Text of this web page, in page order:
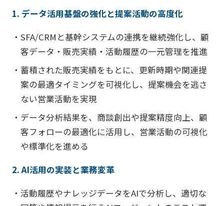
1. データ活用基盤の強化と提案活動の高度化
・SFA/CRMと基幹システムの連携を継続強化し、顧
客データ・販売実績・活動履歴の一元管理を推進
・蓄積された販売実績をもとに、更新時期や関連提
案の最適タイミングを可視化し、提案機会を逃さ
ない営業活動を実現
・データ分析結果を、商談創出や提案精度向上、顧
客フォローの最適化に活用し、営業活動の可視化
や標準化を進める
2. AI活用の実装と業務変革
・活動履歴やナレッジデータをAIで分析し、適切な